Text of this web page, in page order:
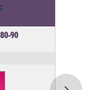
90
rires,